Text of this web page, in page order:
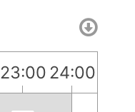
23:00 24:00